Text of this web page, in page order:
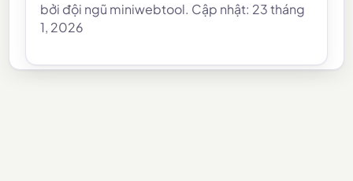
bởi đội ngũ miniwebtool. Cập nhật: 23 tháng
1, 2026